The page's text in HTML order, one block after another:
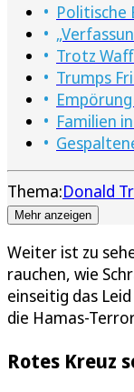
Politische
Trotz
Trumps
Familien
Thema:Donald
Mehr anzeigen
Weiter ist zu
rauchen, wie
einseitig das
die Hamas-
Rotes Kreuz